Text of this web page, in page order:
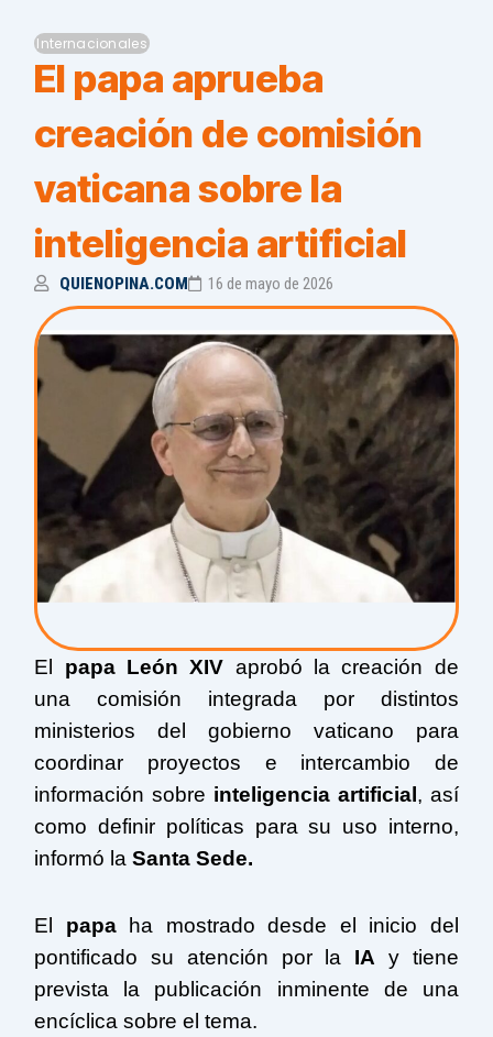
Internacionales
El papa aprueba
creación de comisión
vaticana sobre la
inteligencia artificial
QUIENOPINA.COM 16 de mayo de 2026
El papa León XIV aprobó la creación de
una comisión integrada por distintos
ministerios del gobierno vaticano para
coordinar proyectos e intercambio de
información sobre inteligencia artificial , así
como definir políticas para su uso interno,
informó laSanta Sede.
El papaha mostrado desde el inicio del
pontificado su atención por la IA y tiene
prevista la publicación inminente de una
encíclica sobre el tema.